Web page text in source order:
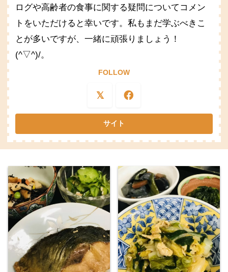
ログや高齢者の食事に関する疑問についてコメン
トをいただけると幸いです。私もまだ学ぶべきこ
とが多いですが、一緒に頑張りましょう！
(^▽^)/。
FOLLOW